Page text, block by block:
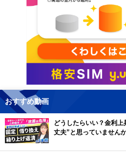
おすすめ動画
どうしたらいい？金利
丈夫”と思っていません